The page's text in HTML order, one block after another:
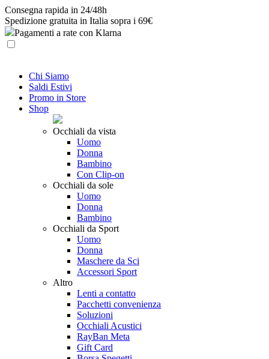
Skip
to
content
Consegna rapida in 24/48h
Spedizione gratuita in Italia sopra i 69€
Pagamenti a rate con Klarna
Chi Siamo
Saldi Estivi
Promo in Store
Shop
Occhiali da vista
Uomo
Donna
Bambino
Con Clip-on
Occhiali da sole
Uomo
Donna
Bambino
Occhiali da Sport
Uomo
Donna
Maschere da Sci
Accessori Sport
Altro
Lenti a contatto
Pacchetti convenienza
Soluzioni
Occhiali Acustici
RayBan Meta
Gift Card